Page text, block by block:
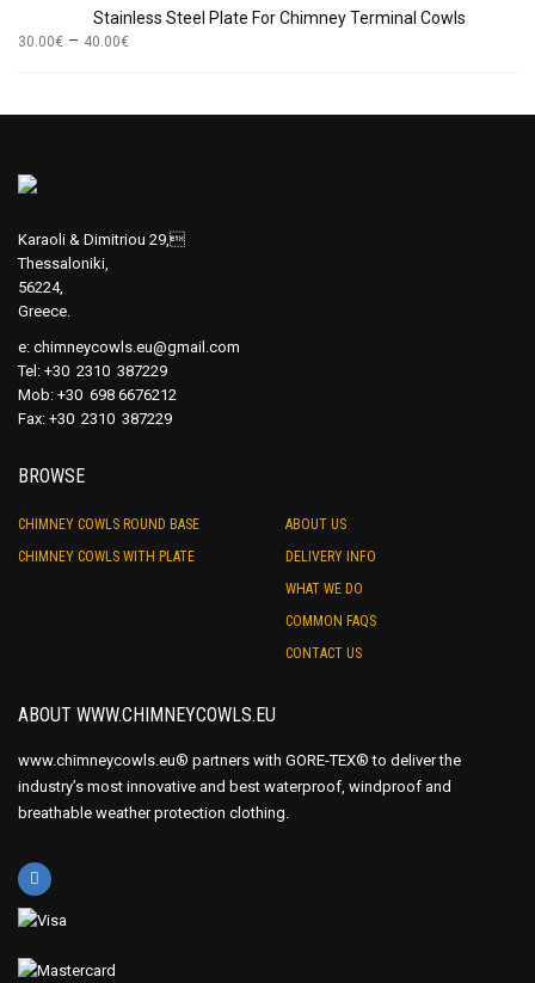
Stainless Steel Plate For Chimney Terminal Cowls
30.00€ – 40.00€
Karaoli & Dimitriou 29,
Thessaloniki,
56224,
Greece.
e: chimneycowls.eu@gmail.com
Tel: +30 2310 387229
Mob: +30 698 6676212
Fax: +30 2310 387229
BROWSE
CHIMNEY COWLS ROUND BASE
CHIMNEY COWLS WITH PLATE
ABOUT US
DELIVERY INFO
WHAT WE DO
COMMON FAQS
CONTACT US
ABOUT WWW.CHIMNEYCOWLS.EU
www.chimneycowls.eu® partners with GORE-TEX® to deliver the
industry’s most innovative and best waterproof, windproof and
breathable weather protection clothing.